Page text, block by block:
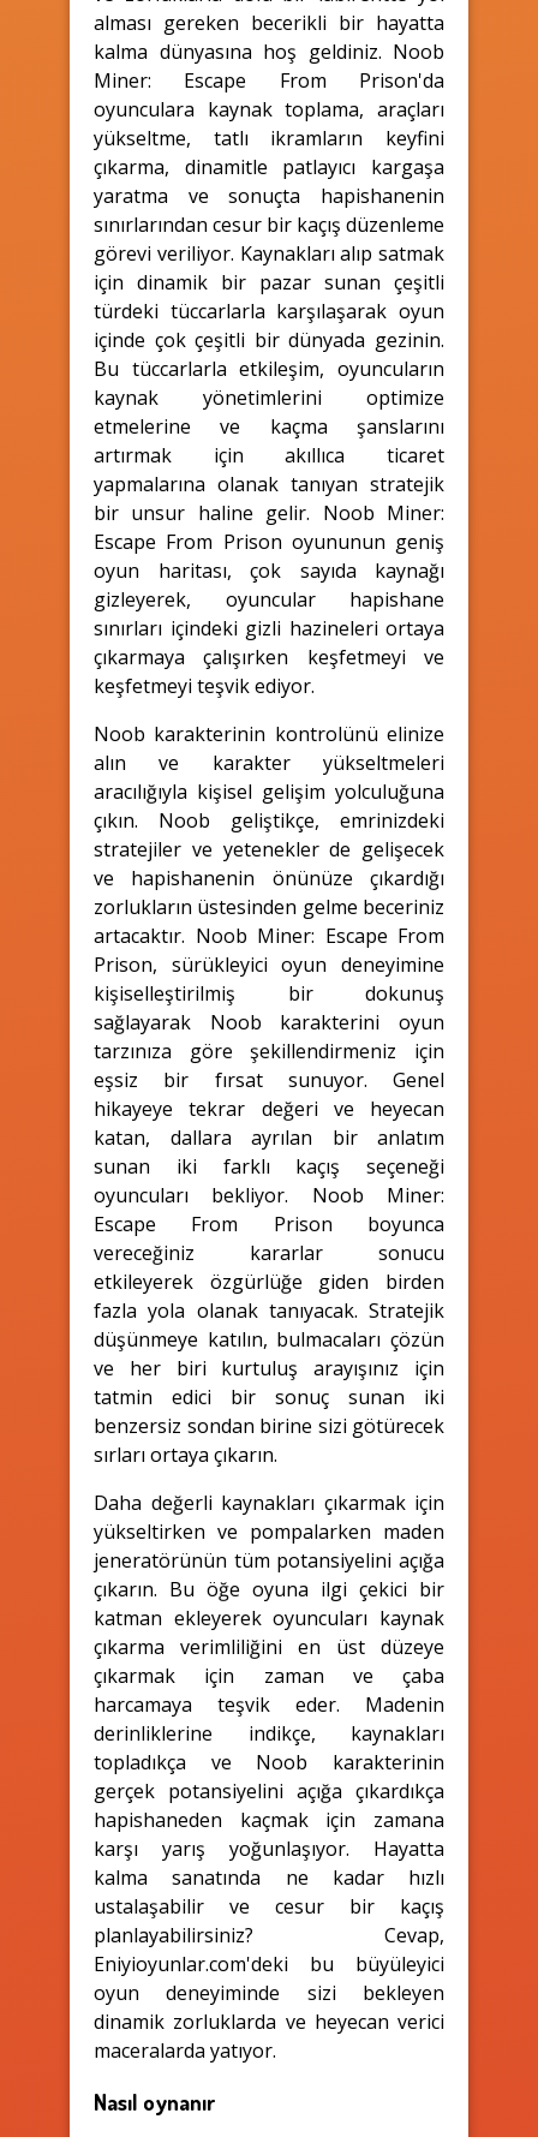
alması gereken becerikli bir hayatta
kalma dünyasına hoş geldiniz. Noob
Miner: Escape From Prison'da
oyunculara kaynak toplama, araçları
yükseltme, tatlı ikramların keyfini
çıkarma, dinamitle patlayıcı kargaşa
yaratma ve sonuçta hapishanenin
sınırlarından cesur bir kaçış düzenleme
görevi veriliyor. Kaynakları alıp satmak
için dinamik bir pazar sunan çeşitli
türdeki tüccarlarla karşılaşarak oyun
içinde çok çeşitli bir dünyada gezinin.
Bu tüccarlarla etkileşim, oyuncuların
kaynak yönetimlerini optimize
etmelerine ve kaçma şanslarını
artırmak için akıllıca ticaret
yapmalarına olanak tanıyan stratejik
bir unsur haline gelir. Noob Miner:
Escape From Prison oyununun geniş
oyun haritası, çok sayıda kaynağı
gizleyerek, oyuncular hapishane
sınırları içindeki gizli hazineleri ortaya
çıkarmaya çalışırken keşfetmeyi ve
keşfetmeyi teşvik ediyor.
Noob karakterinin kontrolünü elinize
alın ve karakter yükseltmeleri
aracılığıyla kişisel gelişim yolculuğuna
çıkın. Noob geliştikçe, emrinizdeki
stratejiler ve yetenekler de gelişecek
ve hapishanenin önünüze çıkardığı
zorlukların üstesinden gelme beceriniz
artacaktır. Noob Miner: Escape From
Prison, sürükleyici oyun deneyimine
kişiselleştirilmiş bir dokunuş
sağlayarak Noob karakterini oyun
tarzınıza göre şekillendirmeniz için
eşsiz bir fırsat sunuyor. Genel
hikayeye tekrar değeri ve heyecan
katan, dallara ayrılan bir anlatım
sunan iki farklı kaçış seçeneği
oyuncuları bekliyor. Noob Miner:
Escape From Prison boyunca
vereceğiniz kararlar sonucu
etkileyerek özgürlüğe giden birden
fazla yola olanak tanıyacak. Stratejik
düşünmeye katılın, bulmacaları çözün
ve her biri kurtuluş arayışınız için
tatmin edici bir sonuç sunan iki
benzersiz sondan birine sizi götürecek
sırları ortaya çıkarın.
Daha değerli kaynakları çıkarmak için
yükseltirken ve pompalarken maden
jeneratörünün tüm potansiyelini açığa
çıkarın. Bu öğe oyuna ilgi çekici bir
katman ekleyerek oyuncuları kaynak
çıkarma verimliliğini en üst düzeye
çıkarmak için zaman ve çaba
harcamaya teşvik eder. Madenin
derinliklerine indikçe, kaynakları
topladıkça ve Noob karakterinin
gerçek potansiyelini açığa çıkardıkça
hapishaneden kaçmak için zamana
karşı yarış yoğunlaşıyor. Hayatta
kalma sanatında ne kadar hızlı
ustalaşabilir ve cesur bir kaçış
planlayabilirsiniz? Cevap,
Eniyioyunlar.com'deki bu büyüleyici
oyun deneyiminde sizi bekleyen
dinamik zorluklarda ve heyecan verici
maceralarda yatıyor.
Nasıl oynanır